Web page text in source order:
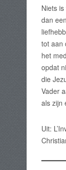
Niets
dan
tot aan
het
opdat
die
Vader
als zijn
Uit: